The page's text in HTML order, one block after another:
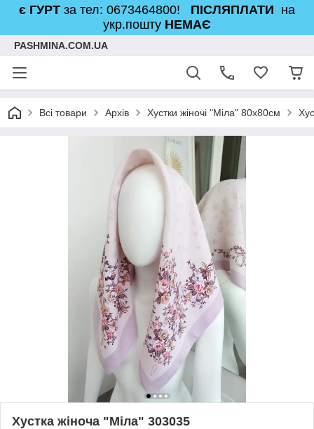
є ГУРТ за тел: 0673464800! ПІСЛЯПЛАТИ на
укр.пошту НЕМАЄ
PASHMINA.COM.UA
Всі товари Архів Хустки жіночі "Міла" 80х80см
Хустка жіноча "Міла" 303035